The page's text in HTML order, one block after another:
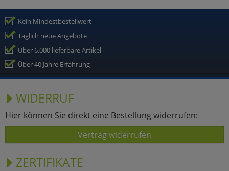
Kein Mindestbestellwert
Täglich neue Angebote
Über 6.000 lieferbare Artikel
Über 40 Jahre Erfahrung
WIDERRUF
Hier können Sie direkt eine Bestellung widerrufen:
Vertrag widerrufen
ZERTIFIKATE